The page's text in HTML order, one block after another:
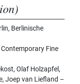
Berlinische
Fine
Olaf Holzapfel,
Joep van Liefland –